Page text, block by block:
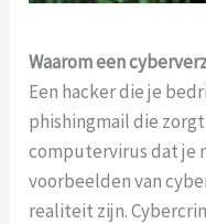
Waarom een
Een hacker die je
phishingmail die
computervirus dat je
voorbeelden van
realiteit zijn.